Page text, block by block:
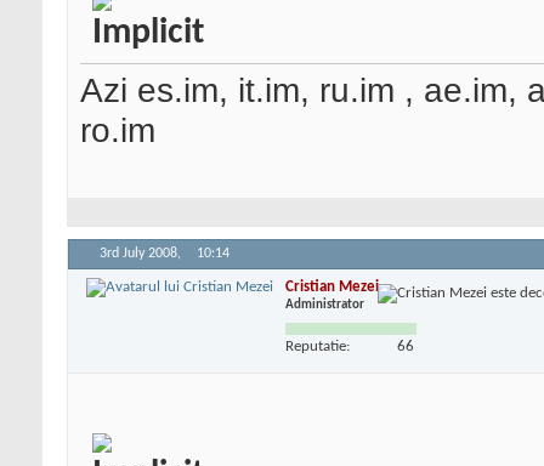
Azi es.im, it.im, ru.im , ae.im,
ro.im
3rd July 2008, 10:14
Cristian Mezei
Administrator
Reputatie: 66